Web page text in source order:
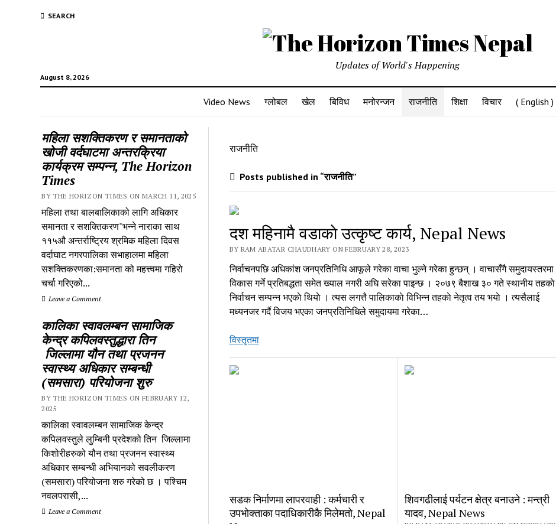
SEARCH
August 8, 2026
Updates of World's Happening
Video News ग्लोबल खेल बिविध मनोरन्जन राजनीति शिक्षा विचार ( English )
महिला सशक्तिकरण र समानताको
खोजी वर्दघाटमा अन्तरक्रिया
कार्यक्रम सम्पन्न, The Horizon
Times
BY THE HORIZON TIMES ON MARCH 11, 2025
महिला तथा बालबालिकाको लागि अधिकार
समानता र सशक्तिकरण"भन्ने नाराका साथ
११५औ अन्तर्राष्ट्रिय श्रमिक महिला दिवस
वर्दाघाट नगरपालिका सभाहालमा महिला
सशक्तिकरणका:समानता को महत्त्वमा गहिरो
चर्चा गरिएको...
Leave a Comment
कालिका स्वावलम्बन सामाजिक
केन्द्र कपिलवस्तुद्धारा तिन
जिल्लामा यौन तथा प्रजनन
स्वास्थ्य अधिकार सम्बन्धी
(समसारा) परियोजना शुरु
BY THE HORIZON TIMES ON FEBRUARY 12,
2025
कालिका स्वावलम्बन सामाजिक केन्द्र
कपिलवस्तुले लुम्बिनी प्रदेशको तिन जिल्लामा
किशोरीहरुको यौन तथा प्रजनन स्वास्थ्य
अधिकार सम्बन्धी अभियानको सवलीकरण
(समसारा) परियोजना शरु गरेको छ । पश्चिम
नवलपरासी,...
Leave a Comment
राजनीति
Posts published in “राजनीति”
दश महिनामै वडाकाे उत्कृष्ट कार्य, Nepal News
BY RAM ABATAR CHAUDHARY ON FEBRUARY 28, 2023
निर्वाचनपछि अधिकांश जनप्रतिनिधि आफूले गरेका वाचा भुल्ने गरेका हुन्छन् । वाचासँगै समुदायस्तरमा
विकास गर्ने प्रतिबद्धता समेत ख्याल नगरी अघि सरेका पाइन्छ । २०७९ बैशाख ३० गते स्थानीय तहकाे
निर्वाचन सम्पन्न भएकाे थियाे । त्यस लगत्तै पालिकाकाे विभिन्न तहकाे नेतृत्व तय भयाे । त्यसैलाई
मध्यनजर गर्दै विजय भएका जनप्रतिनिधिले समुदायमा गरेका…
विस्तृतमादश
सडक निर्माणमा लापरवाही : कर्मचारी र
उपभोक्ताका पदाधिकारीकै मिलेमतो, Nepal
शिवगढीलाई पर्यटन क्षेत्र बनाउने : मन्त्री
यादव, Nepal News